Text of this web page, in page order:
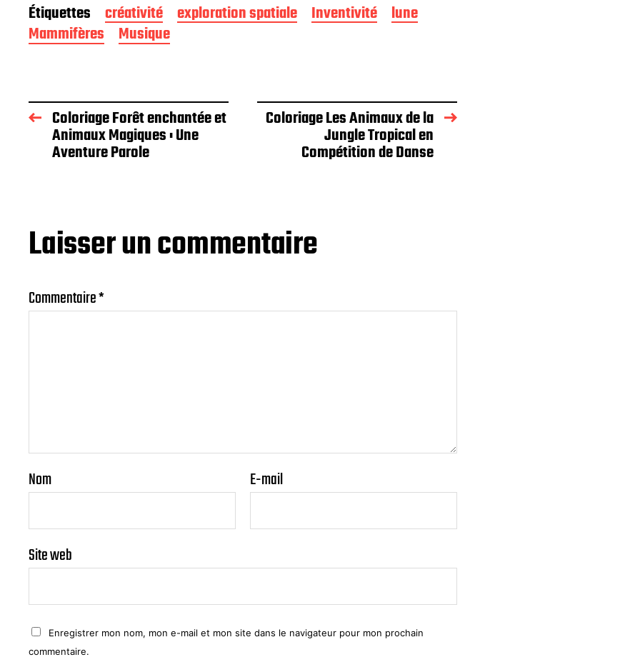
Étiquettes créativité exploration spatiale Inventivité
lune
Mammifères
Musique
Coloriage Forêt enchantée et
Animaux Magiques : Une
Aventure Parole
Coloriage Les Animaux de la
Jungle Tropical en
Compétition de Danse
Laisser un commentaire
Commentaire*
Nom E-mail
Site web
Enregistrer mon nom, mon e-mail et mon site dans le navigateur pour mon prochain
commentaire.